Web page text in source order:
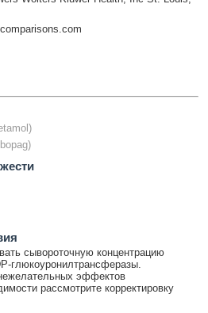
сывороточную концентрацию
глюкоуронилтрансферазы.
эффектов
рассмотрите корректировку